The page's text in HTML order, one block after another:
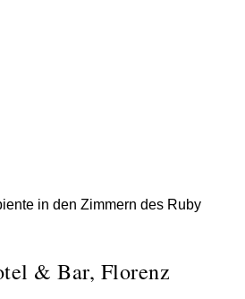
in den Zimmern des Ruby
& Bar, Florenz